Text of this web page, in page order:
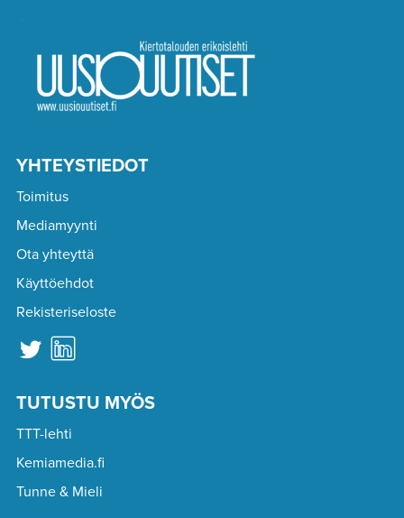
YHTEYSTIEDOT
Toimitus
Mediamyynti
Ota yhteyttä
Käyttöehdot
Rekisteriseloste
TUTUSTU MYÖS
TTT-lehti
Kemiamedia.fi
Tunne & Mieli